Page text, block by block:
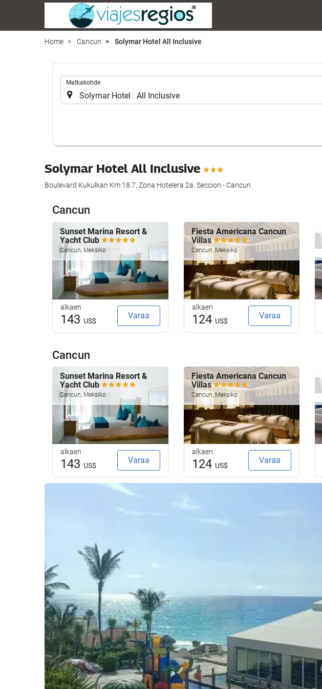
Home Cancun Solymar Hotel All Inclusive
Matkakohde
Solymar Hotel All Inclusive
Boulevard Kukulkan Km 18.7, Zona Hotelera 2a. Seccion - Cancun
Cancun
Sunset Marina Resort &
Yacht Club
Cancun, Meksiko
alkaen
143 US$
Varaa
Fiesta Americana Cancun
Villas
Cancun, Meksiko
alkaen
124 US$
Varaa
Cancun
Sunset Marina Resort &
Yacht Club
Cancun, Meksiko
alkaen
143 US$
Varaa
Fiesta Americana Cancun
Villas
Cancun, Meksiko
alkaen
124 US$
Varaa